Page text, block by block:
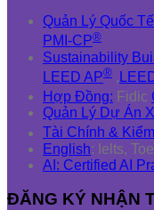
Quản Lý Quốc Tế
PMI-CP®
Sustainability
LEED AP® ,
Hợp Đồng: Fidic
Quản Lý Dự Án
Tài Chính &
English: Ielts,
AI: Certified AI
ĐĂNG KÝ NHẬN